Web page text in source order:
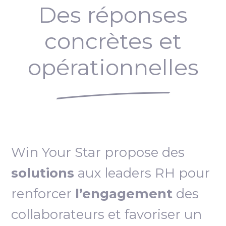
Des réponses
concrètes et
opérationnelles
Win Your Star propose des
solutions aux leaders RH pour
renforcer l’engagement des
collaborateurs et favoriser un